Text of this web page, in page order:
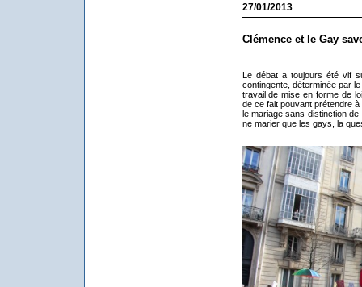
27/01/2013
Clémence et le Gay
Le débat a toujours été vif
contingente, déterminée par
travail de mise en forme de
de ce fait pouvant prétendre
le mariage sans distinction
ne marier que les gays, la